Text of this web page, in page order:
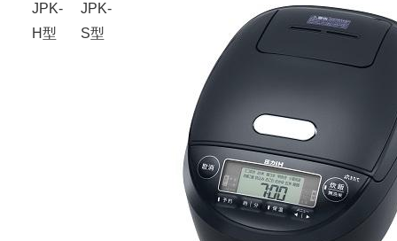
JPK-
H型
JPK-
S型